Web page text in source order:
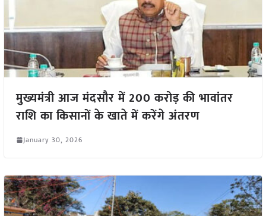
मुख्यमंत्री आज मंदसौर में 200 करोड़ की भावांतर
राशि का किसानों के खाते में करेंगे अंतरण
January 30, 2026